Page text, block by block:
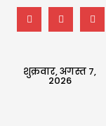
शुक्रवार, अगस्त 7,
2026